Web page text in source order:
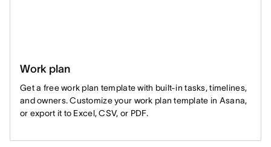
Work plan
Get a free work plan template with built-in tasks, timelines,
and owners. Customize your work plan template in Asana,
or export it to Excel, CSV, or PDF.